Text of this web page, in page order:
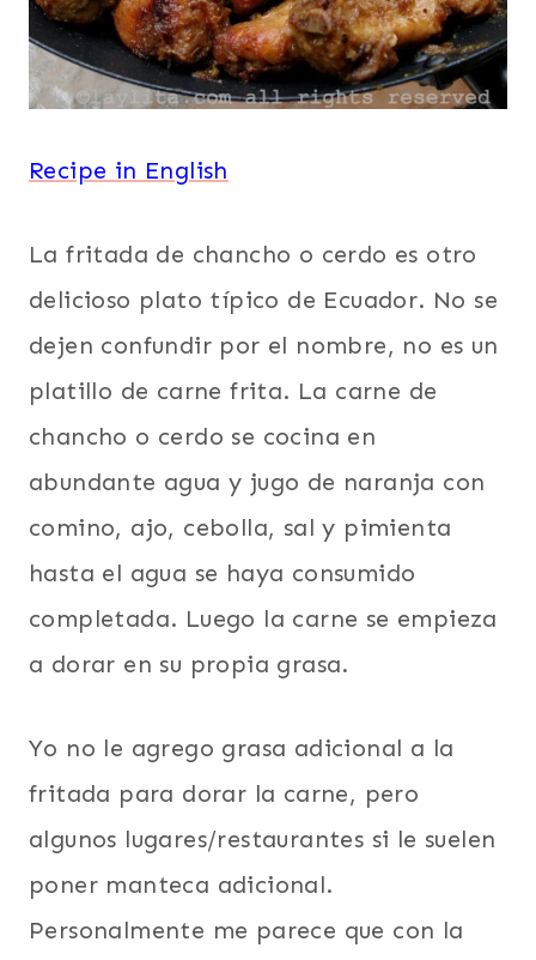
Recipe in English
La fritada de chancho o cerdo es otro
delicioso plato típico de Ecuador. No se
dejen confundir por el nombre, no es un
platillo de carne frita. La carne de
chancho o cerdo se cocina en
abundante agua y jugo de naranja con
comino, ajo, cebolla, sal y pimienta
hasta el agua se haya consumido
completada. Luego la carne se empieza
a dorar en su propia grasa.
Yo no le agrego grasa adicional a la
fritada para dorar la carne, pero
algunos lugares/restaurantes si le suelen
poner manteca adicional.
Personalmente me parece que con la